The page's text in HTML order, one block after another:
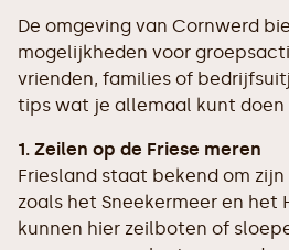
De omgeving van Cornwerd
mogelijkheden voor
vrienden, families of
tips wat je allemaal kunt doen
1. Zeilen op de Friese meren
Friesland staat bekend om
zoals het Sneekermeer en het
kunnen hier zeilboten of